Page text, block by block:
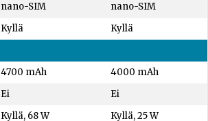
nano-SIM
nano-SIM
Kyllä
Kyllä
4700 mAh
4000 mAh
Ei
Ei
Kyllä, 68 W
Kyllä, 25 W